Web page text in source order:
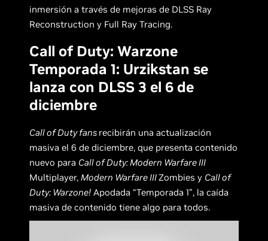
inmersión a través de mejoras de DLSS Ray
Reconstruction y Full Ray Tracing.
Call of Duty: Warzone
Temporada 1: Urzikstan se
lanza con DLSS 3 el 6 de
diciembre
Call of Duty fans recibirán una actualización
masiva el 6 de diciembre, que presenta contenido
nuevo para Call of Duty: Modern Warfare III
Multiplayer, Modern Warfare IIIZombies y Call of
Duty: Warzone! Apodada “Temporada 1”, la caída
masiva de contenido tiene algo para todos.